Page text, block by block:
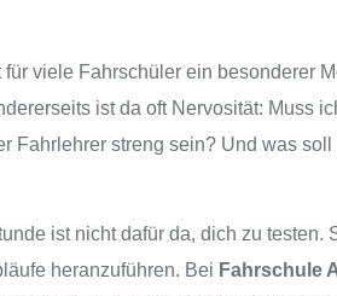
für viele Fahrschüler ein besonderer
ist da oft Nervosität: Muss
Fahrlehrer streng sein? Und was
ist nicht dafür da, dich zu testen.
heranzuführen. Bei Fahrschule